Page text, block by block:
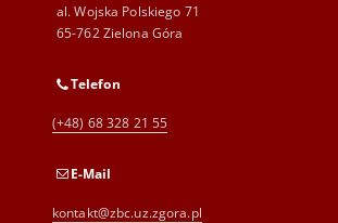
al. Wojska Polskiego 71
65-762 Zielona Góra
Telefon
(+48) 68 328 21 55
E-Mail
kontakt@zbc.uz.zgora.pl